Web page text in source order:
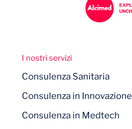
I nostri servizi
Consulenza Sanitaria
Consulenza in Innovazione
Consulenza in Medtech